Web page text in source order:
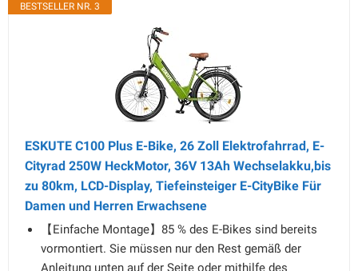
BESTSELLER NR. 3
ESKUTE C100 Plus E-Bike, 26 Zoll Elektrofahrrad, E-
Cityrad 250W HeckMotor, 36V 13Ah Wechselakku,bis
zu 80km, LCD-Display, Tiefeinsteiger E-CityBike Für
Damen und Herren Erwachsene
【Einfache Montage】85 % des E-Bikes sind bereits
vormontiert. Sie müssen nur den Rest gemäß der
Anleitung unten auf der Seite oder mithilfe des